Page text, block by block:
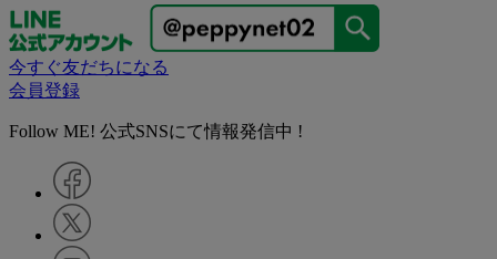
今すぐ友だちになる
会員登録
Follow ME! 公式SNSにて情報発信中 !